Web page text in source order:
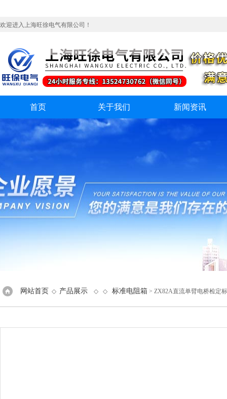
欢迎进入上海旺徐电气有限公司！
首页 关于我们 新闻资讯
网站首页 ◇ 产品展示 ◇ ◇ 标准电阻箱 > ZX82A直流单臂电桥检定